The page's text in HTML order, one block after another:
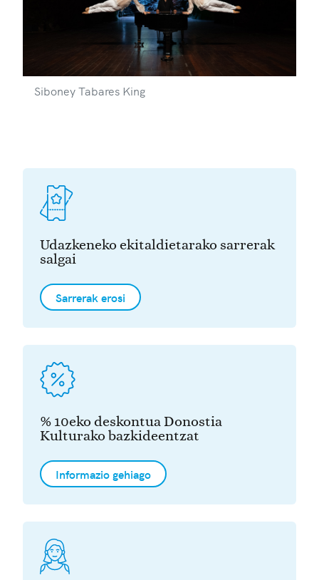
Siboney Tabares King
Udazkeneko ekitaldietarako sarrerak
salgai
Sarrerak erosi
% 10eko deskontua Donostia
Kulturako bazkideentzat
Informazio gehiago